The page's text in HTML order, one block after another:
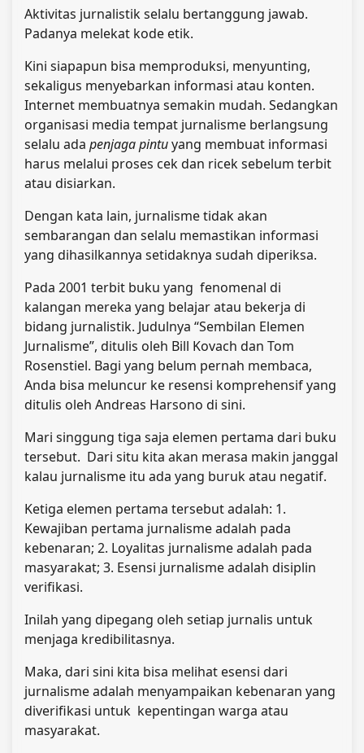
Aktivitas jurnalistik selalu bertanggung jawab.
Padanya melekat kode etik.
Kini siapapun bisa memproduksi, menyunting,
sekaligus menyebarkan informasi atau konten.
Internet membuatnya semakin mudah. Sedangkan
organisasi media tempat jurnalisme berlangsung
selalu ada penjaga pintuyang membuat informasi
harus melalui proses cek dan ricek sebelum terbit
atau disiarkan.
Dengan kata lain, jurnalisme tidak akan
sembarangan dan selalu memastikan informasi
yang dihasilkannya setidaknya sudah diperiksa.
Pada 2001 terbit buku yang fenomenal di
kalangan mereka yang belajar atau bekerja di
bidang jurnalistik. Judulnya “Sembilan Elemen
Jurnalisme”, ditulis oleh Bill Kovach dan Tom
Rosenstiel. Bagi yang belum pernah membaca,
Anda bisa meluncur ke resensi komprehensif yang
ditulis oleh Andreas Harsono di sini.
Mari singgung tiga saja elemen pertama dari buku
tersebut. Dari situ kita akan merasa makin janggal
kalau jurnalisme itu ada yang buruk atau negatif.
Ketiga elemen pertama tersebut adalah: 1.
Kewajiban pertama jurnalisme adalah pada
kebenaran; 2. Loyalitas jurnalisme adalah pada
masyarakat; 3. Esensi jurnalisme adalah disiplin
verifikasi.
Inilah yang dipegang oleh setiap jurnalis untuk
menjaga kredibilitasnya.
Maka, dari sini kita bisa melihat esensi dari
jurnalisme adalah menyampaikan kebenaran yang
diverifikasi untuk kepentingan warga atau
masyarakat.